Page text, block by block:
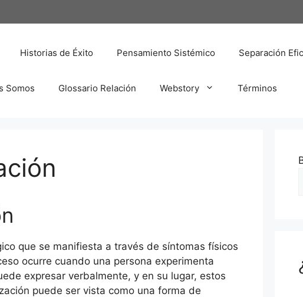
Historias de Éxito Pensamiento Sistémico Separación
Somos Glossario Relación Webstory Términos
que se manifiesta a través de síntomas físicos
ocurre cuando una persona experimenta
expresar verbalmente, y en su lugar, estos
puede ser vista como una forma de